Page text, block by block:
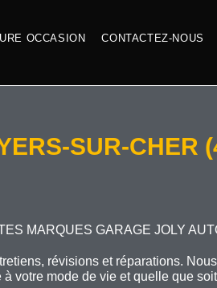
OCCASION CONTACTEZ-NOUS
SUR-CHER
MARQUES GARAGE JOLY
révisions et réparations.
votre mode de vie et quelle que